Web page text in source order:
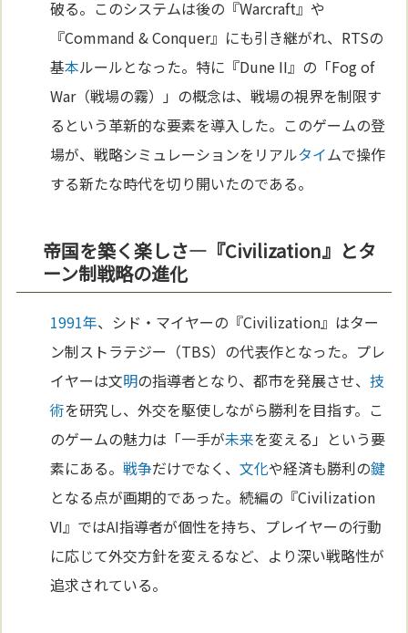
破る。このシステムは後の『Warcraft』や
『Command & Conquer』にも引き継がれ、RTSの
基本ルールとなった。特に『Dune II』の「Fog of
War（戦場の霧）」の概念は、戦場の視界を制限す
るという革新的な要素を導入した。このゲームの登
場が、戦略シミュレーションをリアルタイムで操作
する新たな時代を切り開いたのである。
帝国を築く楽しさ—『Civilization』とタ
ーン制戦略の進化
1991年、シド・マイヤーの『Civilization』はター
ン制ストラテジー（TBS）の代表作となった。プレ
イヤーは文明の指導者となり、都市を発展させ、技
術を研究し、外交を駆使しながら勝利を目指す。こ
のゲームの魅力は「一手が未来を変える」という要
素にある。戦争だけでなく、文化や経済も勝利の鍵
となる点が画期的であった。続編の『Civilization
VI』ではAI指導者が個性を持ち、プレイヤーの行動
に応じて外交方針を変えるなど、より深い戦略性が
追求されている。